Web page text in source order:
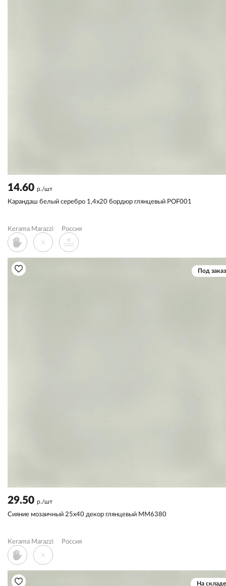
14.60 р./шт
Карандаш белый серебро 1,4x20 бордюр глянцевый POF001
Kerama Marazzi Россия
Под заказ
29.50 р./шт
Сияние мозаичный 25x40 декор глянцевый MM6380
Kerama Marazzi Россия
На складе